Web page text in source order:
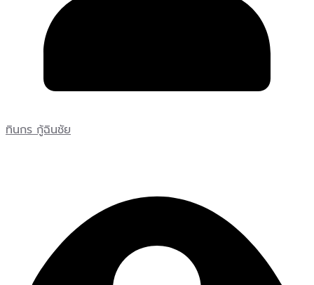
ทินกร กู้ฉินชัย